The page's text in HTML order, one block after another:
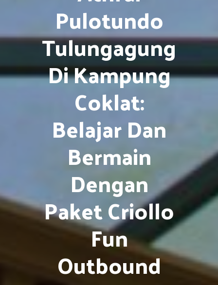
Pulotundo
Tulungagung
Di Kampung
Coklat:
Belajar Dan
Bermain
Dengan
Paket Criollo
Fun
Outbound